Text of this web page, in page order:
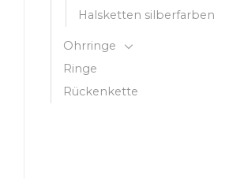
Halsketten silberfarben
Ohrringe
Ringe
Rückenkette